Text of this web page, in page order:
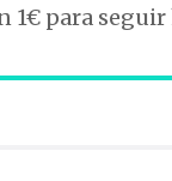
1€ para